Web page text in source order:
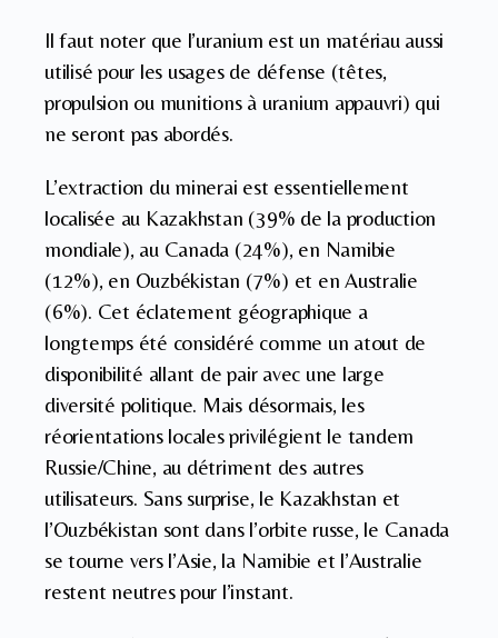
Il faut noter que l’uranium est un matériau aussi
utilisé pour les usages de défense (têtes,
propulsion ou munitions à uranium appauvri) qui
ne seront pas abordés.
L’extraction du minerai est essentiellement
localisée au Kazakhstan (39% de la production
mondiale), au Canada (24%), en Namibie
(12%), en Ouzbékistan (7%) et en Australie
(6%). Cet éclatement géographique a
longtemps été considéré comme un atout de
disponibilité allant de pair avec une large
diversité politique. Mais désormais, les
réorientations locales privilégient le tandem
Russie/Chine, au détriment des autres
utilisateurs. Sans surprise, le Kazakhstan et
l’Ouzbékistan sont dans l’orbite russe, le Canada
se tourne vers l’Asie, la Namibie et l’Australie
restent neutres pour l’instant.